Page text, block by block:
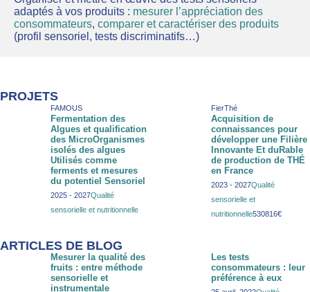
adaptés à vos produits : mesurer l’appréciation des
consommateurs, comparer et caractériser des produits
(profil sensoriel, tests discriminatifs…)
PROJETS
FAMOUS
Fermentation des
Algues et qualification
des MicroOrganismes
isolés des algues
Utilisés comme
ferments et mesures
du potentiel Sensoriel
2025 - 2027Qualité
sensorielle et nutritionnelle
FierThé
Acquisition de
connaissances pour
développer une Filière
Innovante Et duRable
de production de THÉ
en France
2023 - 2027Qualité
sensorielle et
nutritionnelle530816€
ARTICLES DE BLOG
Mesurer la qualité des
fruits : entre méthode
sensorielle et
instrumentale
Les tests
consommateurs : leur
préférence à eux